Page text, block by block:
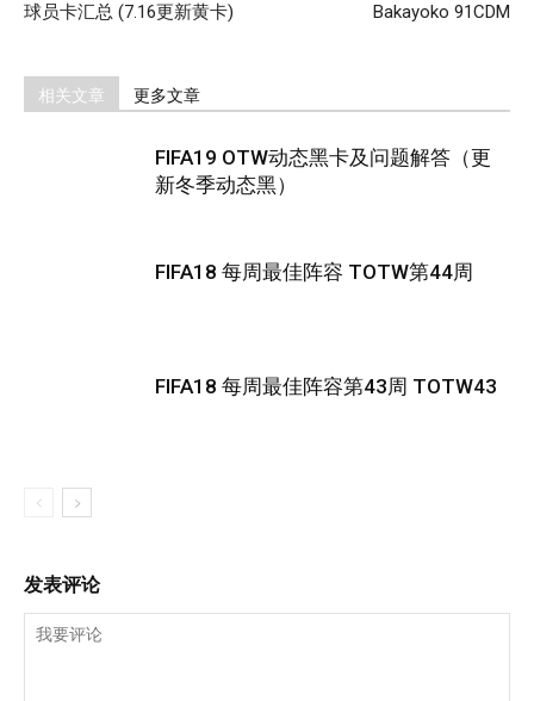
球员卡汇总 (7.16更新黄卡)
Bakayoko 91CDM
相关文章 更多文章
FIFA19 OTW动态黑卡及问题解答（更
新冬季动态黑）
FIFA18 每周最佳阵容 TOTW第44周
FIFA18 每周最佳阵容第43周 TOTW43
发表评论